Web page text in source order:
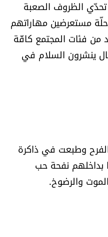
Digital
الظروف الصعبة
مستعرضين مهاراتهم
من فئات المجتمع كافّة
ينشرون السلام في
وطبعت في ذاكرة
بداخلهم نفحة حب
والرضوخ.